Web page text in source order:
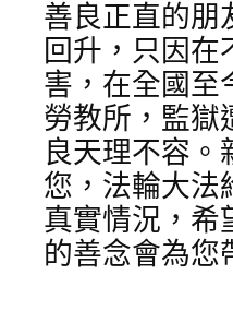
善良正直的朋
回升，只因
害，在全國至
勞教所，監獄
良天理不容
您，法輪大法
真實情況，希
的善念會為您